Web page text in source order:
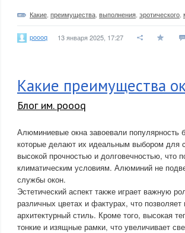
Какие преимущества выполнения эротического
poooq 13 января 2025, 17:27
Какие преимущества
Блог им. poooq
Алюминиевые окна завоевали
которые делают их идеальным выбором для
высокой прочностью и долговечностью, что
климатическим условиям. Алюминий не
службы окон.
Эстетический аспект также играет важную
различных цветах и фактурах, что
архитектурный стиль. Кроме того, высокая
тонкие и изящные рамки, что увеличивает